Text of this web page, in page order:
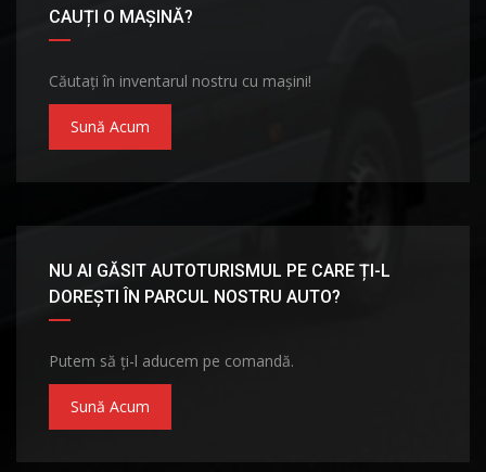
CAUȚI O MAȘINĂ?
Căutați în inventarul nostru cu mașini!
Sună Acum
NU AI GĂSIT AUTOTURISMUL PE CARE ȚI-L
DOREȘTI ÎN PARCUL NOSTRU AUTO?
Putem să ți-l aducem pe comandă.
Sună Acum